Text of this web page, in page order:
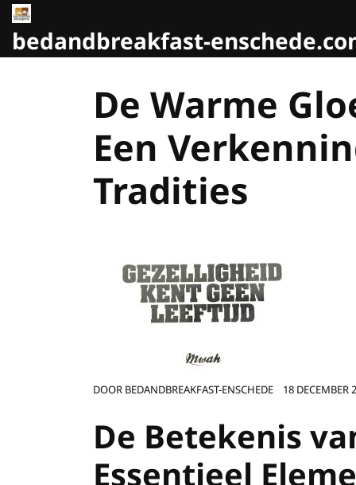
Naar
de
inhoud
bedandbreakfast-
De Warme
Een
Tradities
DOOR BEDANDBREAKFAST-ENSCHEDE 18 DECEMBER
De Betekenis
Essentieel